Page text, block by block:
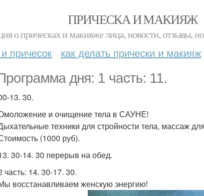
ПРИЧЕСКА И МАКИЯЖ
о прическах и макияже лица, новости, отзывы,
причесок как делать прически и макияж
дня: 1 часть: 11.
13. 30.
и очищение тела в САУНЕ!
техники для стройности тела, массаж
(1000 руб).
30-14. 30 перерыв на обед.
часть: 14. 30-17. 30.
восстанавливаем женскую энергию!